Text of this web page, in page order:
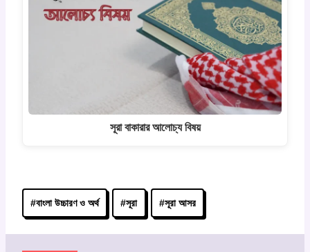
সূরা বাকারার আলোচ্য বিষয়
Post
Tags:
#বাংলা উচ্চারণ ও অর্থ #সূরা #সূরা আসর